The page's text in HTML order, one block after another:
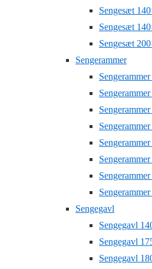
Sengesæt
Sengesæt
Sengesæt
Sengerammer
Sengegavl
Sengegavl
Sengegavl
Sengegavl